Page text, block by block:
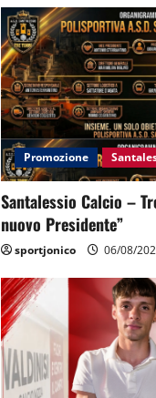
Promozione
Santalessio Calcio –
nuovo Presidente”
sportjonico 06/08/